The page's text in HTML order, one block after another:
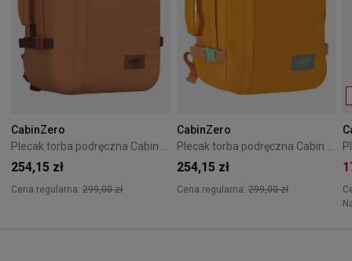
CabinZero
Plecak torba podręczna Cabin Zero Classic 36L Gobi Sands
254,15 zł
Cena regularna: 299,00 zł
CabinZero
Plecak torba podręczna Cabin Zero Classic 36L Honeycomb
254,15 zł
Cena regularna: 299,00 zł